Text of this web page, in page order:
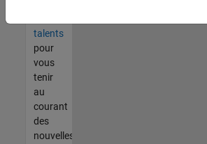
talents
pour
vous
tenir
au
courant
des
nouvelles